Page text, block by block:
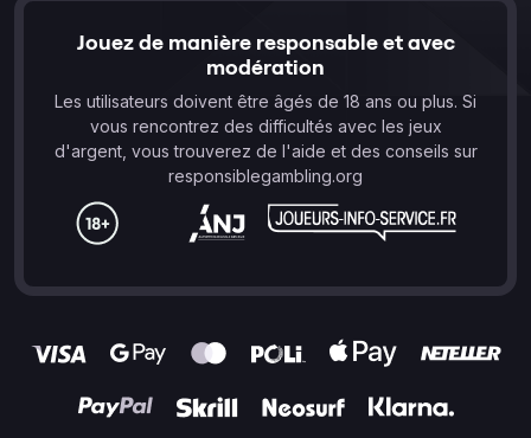
Jouez de manière responsable et avec
modération
Les utilisateurs doivent être âgés de 18 ans ou plus. Si
vous rencontrez des difficultés avec les jeux
d'argent, vous trouverez de l'aide et des conseils sur
responsiblegambling.org